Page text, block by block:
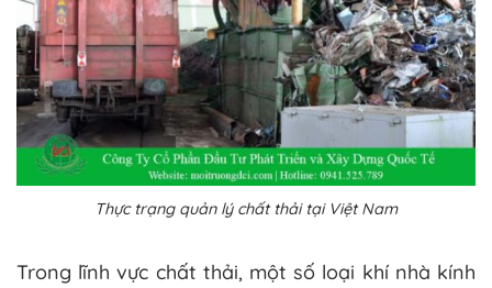
Thực trạng quản lý chất thải tại Việt Nam
Trong lĩnh vực chất thải, một số loại khí nhà kính